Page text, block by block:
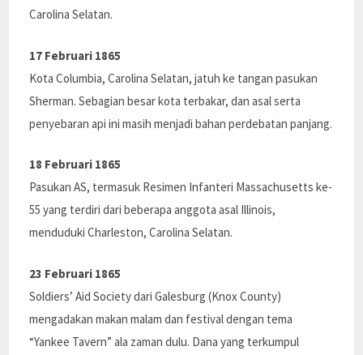
Carolina Selatan.
17 Februari 1865
Kota Columbia, Carolina Selatan, jatuh ke tangan pasukan
Sherman. Sebagian besar kota terbakar, dan asal serta
penyebaran api ini masih menjadi bahan perdebatan panjang.
18 Februari 1865
Pasukan AS, termasuk Resimen Infanteri Massachusetts ke-
55 yang terdiri dari beberapa anggota asal Illinois,
menduduki Charleston, Carolina Selatan.
23 Februari 1865
Soldiers’ Aid Society dari Galesburg (Knox County)
mengadakan makan malam dan festival dengan tema
“Yankee Tavern” ala zaman dulu. Dana yang terkumpul